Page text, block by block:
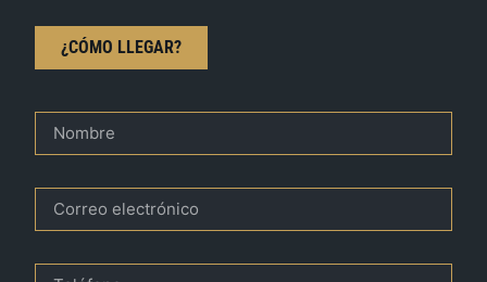
¿CÓMO LLEGAR?